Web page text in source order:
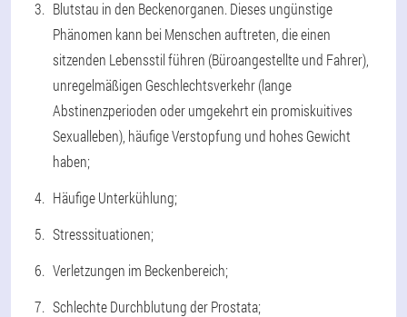
Blutstau in den Beckenorganen. Dieses ungünstige
Phänomen kann bei Menschen auftreten, die einen
sitzenden Lebensstil führen (Büroangestellte und Fahrer),
unregelmäßigen Geschlechtsverkehr (lange
Abstinenzperioden oder umgekehrt ein promiskuitives
Sexualleben), häufige Verstopfung und hohes Gewicht
haben;
Häufige Unterkühlung;
Stresssituationen;
Verletzungen im Beckenbereich;
Schlechte Durchblutung der Prostata;